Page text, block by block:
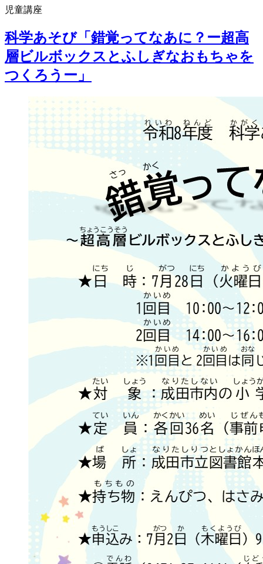
児童講座
科学あそび「錯覚ってなあに？ー超高
層ビルボックスとふしぎなおもちゃを
つくろうー」